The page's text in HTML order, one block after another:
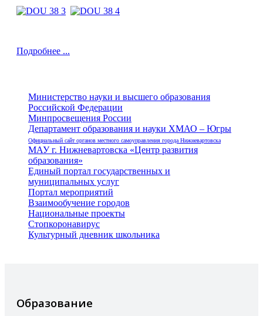
Подробнее ...
Министерство науки и высшего образования
Российской Федерации
Минпросвещения России
Департамент образования и науки ХМАО – Югры
Официальный сайт органов местного самоуправления города Нижневартовска
МАУ г. Нижневартовска «Центр развития
образования»
Единый портал государственных и
муниципальных услуг
Портал мероприятий
Взаимообучение городов
Национальные проекты
Стопкоронавирус
Культурный дневник школьника
Образование